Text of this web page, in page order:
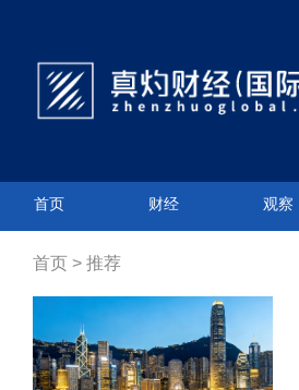
首页 财经 观察
首页 > 推荐